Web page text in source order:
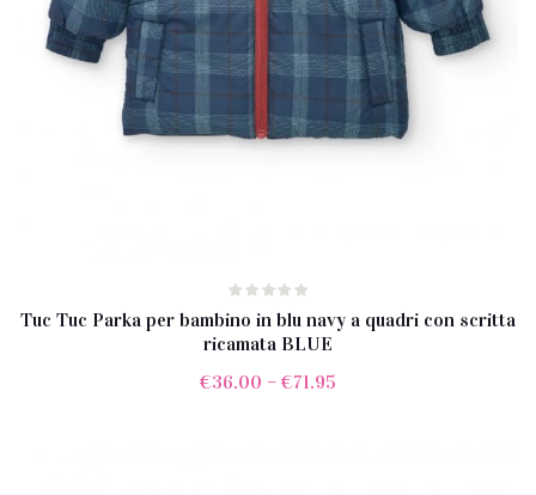
Tuc Tuc Parka per bambino in blu navy a quadri con scritta
ricamata BLUE
€36.00 – €71.95